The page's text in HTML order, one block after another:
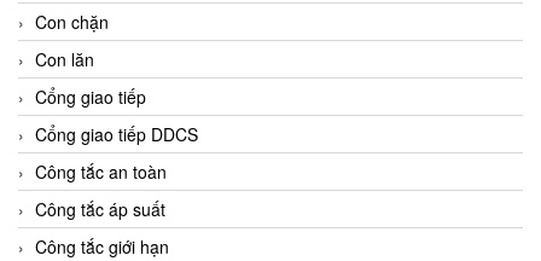
Con chặn
Con lăn
Cổng giao tiếp
Cổng giao tiếp DDCS
Công tắc an toàn
Công tắc áp suất
Công tắc giới hạn